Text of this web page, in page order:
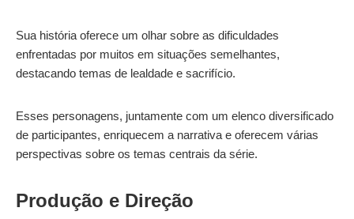
Sua história oferece um olhar sobre as dificuldades
enfrentadas por muitos em situações semelhantes,
destacando temas de lealdade e sacrifício.
Esses personagens, juntamente com um elenco diversificado
de participantes, enriquecem a narrativa e oferecem várias
perspectivas sobre os temas centrais da série.
Produção e Direção